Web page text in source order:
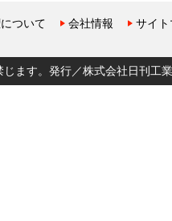
ついて 会社情報 サイ
じます。発行／株式会社日刊